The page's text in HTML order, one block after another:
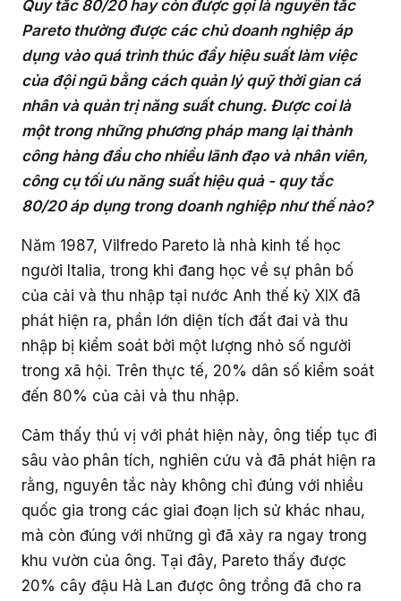
Livestream
Khảo sát
Thăm dò ý kiến
Hỏi đáp khách hàng
Làm việc từ xa
Hỗ trợ các mô hình doanh nghiệp
Hỗ trợ các bộ phận trong tổ chức
Hỗ trợ bộ phận Nhân sự
Hỗ trợ thành viên mới hòa nhập
Hỗ trợ giải đáp vấn đề nhân sự
Hỗ trợ luân chuyển vị trí/ giới thiệu
Hỗ trợ truyền thông nội bộ
Truyền thông nội bộ tổ chức
Truyền thông nhân sự
Hỗ trợ kỹ thuật
Loại hình tổ chức
Bán lẻ
Tài chính - Ngân hàng
Dịch vụ - Tư vấn
Công nghệ
Giáo dục
Dành cho Quản trị viên nhóm
Dành cho Đội ngũ điều hành
Dành cho cấp Quản lý
Dành cho Nhân viên
Hướng dẫn triển khai chi tiết
Chuẩn bị sẵn sàng
Triển khai thành công
Cách thu hút nhân sự tham gia GapoWork
Cách thúc đẩy tương tác tại GapoWork
Hiệu quả hóa truyền thông nội bộ tại GapoWork
Xây dựng văn hóa doanh nghiệp
Làm việc tại nhà với GapoWork
Khám phá thêm
Làm chủ tính năng GapoWork
Video hướng dẫn
Câu hỏi thường gặp
Liên hệ
Có gì mới trên GapoWork?
Hợp tác
Giải thưởng
Hiệu suất công việc
GapoWork cho trường học
Quy tắc 80/20 hay còn được gọi là nguyên tắc
Pareto thường được các chủ doanh nghiệp áp
dụng vào quá trình thúc đẩy hiệu suất làm việc
của đội ngũ bằng cách quản lý quỹ thời gian cá
nhân và quản trị năng suất chung. Được coi là
một trong những phương pháp mang lại thành
công hàng đầu cho nhiều lãnh đạo và nhân viên,
công cụ tối ưu năng suất hiệu quả - quy tắc
80/20 áp dụng trong doanh nghiệp như thế nào?
Năm 1987, Vilfredo Pareto là nhà kinh tế học
người Italia, trong khi đang học về sự phân bố
của cải và thu nhập tại nước Anh thế kỷ XIX đã
phát hiện ra, phần lớn diện tích đất đai và thu
nhập bị kiểm soát bởi một lượng nhỏ số người
trong xã hội. Trên thực tế, 20% dân số kiểm soát
đến 80% của cải và thu nhập.
Cảm thấy thú vị với phát hiện này, ông tiếp tục đi
sâu vào phân tích, nghiên cứu và đã phát hiện ra
rằng, nguyên tắc này không chỉ đúng với nhiều
quốc gia trong các giai đoạn lịch sử khác nhau,
mà còn đúng với những gì đã xảy ra ngay trong
khu vườn của ông. Tại đây, Pareto thấy được
20% cây đậu Hà Lan được ông trồng đã cho ra